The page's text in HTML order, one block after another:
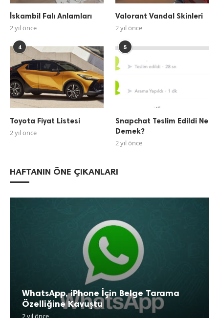
İskambil Falı Anlamları
2 yıl önce
Valorant Vandal Skinleri
2 yıl önce
4
Toyota Fiyat Listesi
2 yıl önce
5
Snapchat Teslim Edildi Ne
Demek?
2 yıl önce
HAFTANIN ÖNE ÇIKANLARI
WhatsApp, iPhone İçin Belge Tarama
Özelliğine Kavuştu
2 yıl önce